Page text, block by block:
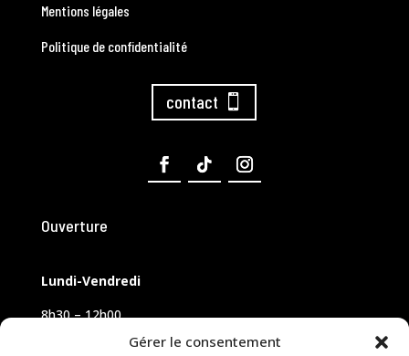
Gérer le consentement
Mentions légales
Politique de confidentialité
contact
Ouverture
Lundi-Vendredi
8h30 – 12h00